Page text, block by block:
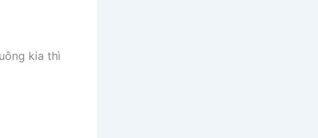
kia thì